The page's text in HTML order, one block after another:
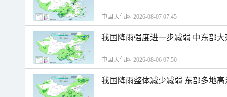
中国天气网 2026-08-07 07:45
我国降雨强度进一步减弱 中东部
中国天气网 2026-08-06 07:50
我国降雨整体减少减弱 东部多地